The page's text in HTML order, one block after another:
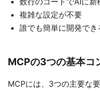
複雑な設定が不要
誰でも簡単に開発でき
MCPの3つの基本コ
MCPには、3つの主要な